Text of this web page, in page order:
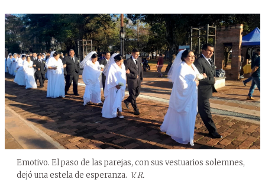
Emotivo. El paso de las parejas, con sus vestuarios solemnes,
dejó una estela de esperanza. V. R.